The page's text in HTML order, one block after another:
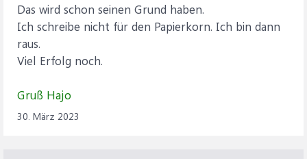
Das wird schon seinen Grund haben.
Ich schreibe nicht für den Papierkorn. Ich bin dann
raus.
Viel Erfolg noch.
Gruß Hajo
30. März 2023